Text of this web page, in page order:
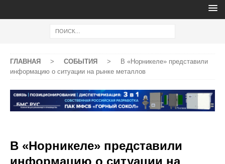
ГЛАВНАЯ > СОБЫТИЯ >
В «Норникеле» представили
информацию о ситуации на рынке металлов
В «Норникеле» представили
информацию о ситуации на